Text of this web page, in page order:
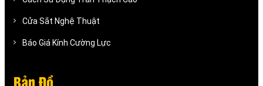
Cửa Sắt Nghệ Thuật
Báo Giá Kính Cường Lực